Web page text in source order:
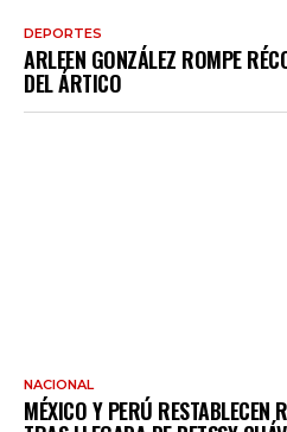
DEPORTES
ARLEEN GONZÁLEZ ROMPE
DEL ÁRTICO
NACIONAL
MÉXICO Y PERÚ RESTABLECEN